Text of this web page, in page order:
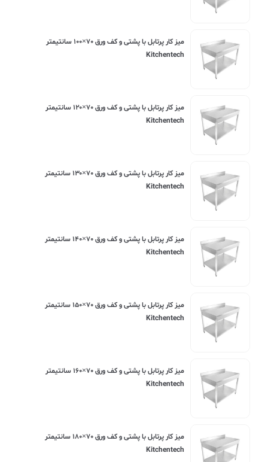
ميز کار پرتابل با پشتی و کف ورق ۷۰×۱۰۰ سانتیمتر
Kitchentech
ميز کار پرتابل با پشتی و کف ورق ۷۰×۱۲۰ سانتیمتر
Kitchentech
ميز کار پرتابل با پشتی و کف ورق ۷۰×۱۳۰ سانتیمتر
Kitchentech
ميز کار پرتابل با پشتی و کف ورق ۷۰×۱۴۰ سانتیمتر
Kitchentech
ميز کار پرتابل با پشتی و کف ورق ۷۰×۱۵۰ سانتیمتر
Kitchentech
ميز کار پرتابل با پشتی و کف ورق ۷۰×۱۶۰ سانتیمتر
Kitchentech
ميز کار پرتابل با پشتی و کف ورق ۷۰×۱۸۰ سانتیمتر
Kitchentech